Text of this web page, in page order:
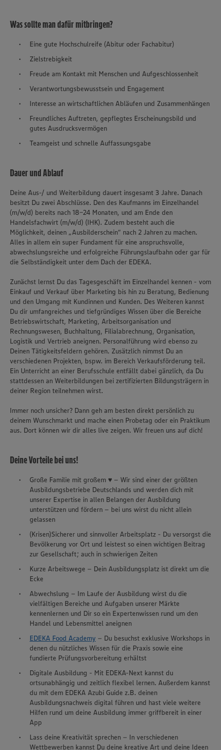
Wir setzen Cookies und andere Technologien ein, um Ihnen
ermöglichen. Wir verwenden Ihre Daten, um unsere
Was sollte man dafür mitbringen?
Eine gute Hochschulreife (Abitur oder Fachabitur)
Zielstrebigkeit
Freude am Kontakt mit Menschen und Aufgeschlossenheit
Verantwortungsbewusstsein und Engagement
Interesse an wirtschaftlichen Abläufen und Zusammenhängen
Freundliches Auftreten, gepflegtes Erscheinungsbild und
gutes Ausdrucksvermögen
Teamgeist und schnelle Auffassungsgabe
Dauer und Ablauf
Deine Aus-/ und Weiterbildung dauert insgesamt 3 Jahre. Danach
besitzt Du zwei Abschlüsse. Den des Kaufmanns im Einzelhandel
(m/w/d) bereits nach 18-24 Monaten, und am Ende den
Handelsfachwirt (m/w/d) (IHK). Zudem besteht auch die
Möglichkeit, deinen „Ausbilderschein“ nach 2 Jahren zu machen.
Alles in allem ein super Fundament für eine anspruchsvolle,
abwechslungsreiche und erfolgreiche Führungslaufbahn oder gar für
die Selbständigkeit unter dem Dach der EDEKA.
Zunächst lernst Du das Tagesgeschäft im Einzelhandel kennen - vom
Einkauf und Verkauf über Marketing bis hin zu Beratung, Bedienung
und den Umgang mit Kundinnen und Kunden. Des Weiteren kannst
Du dir umfangreiches und tiefgründiges Wissen über die Bereiche
Betriebswirtschaft, Marketing, Arbeitsorganisation und
Rechnungswesen, Buchhaltung, Filialabrechnung, Organisation,
Logistik und Vertrieb aneignen. Personalführung wird ebenso zu
Deinen Tätigkeitsfeldern gehören. Zusätzlich nimmst Du an
verschiedenen Projekten, bspw. im Bereich Verkaufsförderung teil.
Ein Unterricht an einer Berufsschule entfällt dabei gänzlich, da Du
stattdessen an Weiterbildungen bei zertifizierten Bildungsträgern in
deiner Region teilnehmen wirst.
Immer noch unsicher? Dann geh am besten direkt persönlich zu
deinem Wunschmarkt und mache einen Probetag oder ein Praktikum
aus. Dort können wir dir alles live zeigen. Wir freuen uns auf dich!
Deine Vorteile bei uns!
Große Familie mit großem ♥ – Wir sind einer der größten
Ausbildungsbetriebe Deutschlands und werden dich mit
unserer Expertise in allen Belangen der Ausbildung
unterstützen und fördern – bei uns wirst du nicht allein
gelassen
(Krisen)Sicherer und sinnvoller Arbeitsplatz - Du versorgst die
Bevölkerung vor Ort und leistest so einen wichtigen Beitrag
zur Gesellschaft; auch in schwierigen Zeiten
Kurze Arbeitswege – Dein Ausbildungsplatz ist direkt um die
Ecke
Abwechslung – Im Laufe der Ausbildung wirst du die
vielfältigen Bereiche und Aufgaben unserer Märkte
kennenlernen und Dir so ein Expertenwissen rund um den
Handel und Lebensmittel aneignen
EDEKA Food Academy – Du besuchst exklusive Workshops in
denen du nützliches Wissen für die Praxis sowie eine
fundierte Prüfungsvorbereitung erhältst
Digitale Ausbildung - Mit EDEKA-Next kannst du
ortsunabhängig und zeitlich flexibel lernen. Außerdem kannst
du mit dem EDEKA Azubi Guide z.B. deinen
Ausbildungsnachweis digital führen und hast viele weitere
Hilfen rund um deine Ausbildung immer griffbereit in einer
App
Lass deine Kreativität sprechen – In verschiedenen
Wettbewerben kannst Du deine kreative Art und deine Ideen